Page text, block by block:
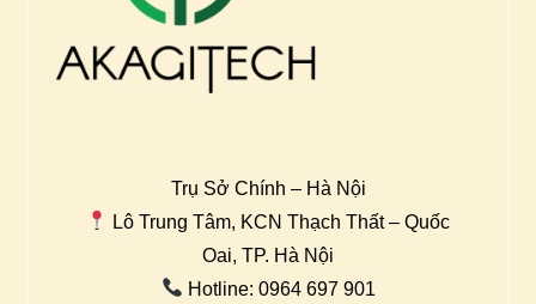
Trụ Sở Chính – Hà Nội
Lô Trung Tâm, KCN Thạch Thất – Quốc
Oai, TP. Hà Nội
Hotline: 0964 697 901